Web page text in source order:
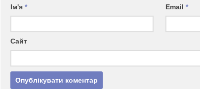
Ім'я * Email*
Сайт